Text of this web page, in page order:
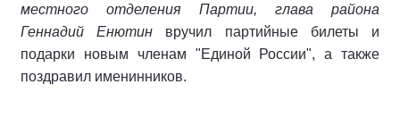
местного отделения Партии, глава района
Геннадий Енютин вручил партийные билеты и
подарки новым членам "Единой России", а также
поздравил именинников.